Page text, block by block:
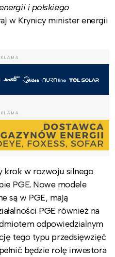
i polskiego
w Krynicy minister energii
krok w rozwoju silnego
PGE. Nowe modele
są w PGE, mają
PGE również na
odpowiedzialnym
tego typu przedsięwzięć
będzie rolę inwestora